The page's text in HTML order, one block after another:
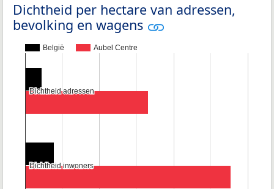
Dichtheid per hectare van adressen,
bevolking en wagens
België Aubel Centre
Dichtheid adressen
Dichtheid adressen
Dichtheid inwoners
Dichtheid inwoners